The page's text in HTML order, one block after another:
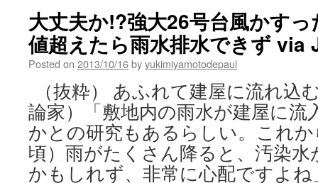
首
相、
脱
原
発
新
党
「毛
頭
な
い」
大丈夫か!?強大26号台風かす
値超えたら雨水排水できず via
Posted on 2013/10/16byyukimiyamotodepaul
（抜粋） あふれて建屋に流れ込
論家）「敷地内の雨水が建屋に
かとの研究もあるらしい。これ
頃）雨がたくさん降ると、汚染
かもしれず、非常に心配ですよね